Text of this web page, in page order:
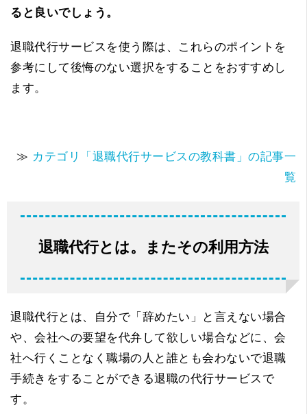
ると良いでしょう。
退職代行サービスを使う際は、これらのポイントを
参考にして後悔のない選択をすることをおすすめし
ます。
≫ カテゴリ「退職代行サービスの教科書」の記事一
覧
退職代行とは。またその利用方法
退職代行とは、自分で「辞めたい」と言えない場合
や、会社への要望を代弁して欲しい場合などに、会
社へ行くことなく職場の人と誰とも会わないで退職
手続きをすることができる退職の代行サービスで
す。